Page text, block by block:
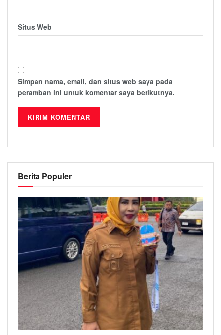
Situs Web
Simpan nama, email, dan situs web saya pada
peramban ini untuk komentar saya berikutnya.
Berita Populer